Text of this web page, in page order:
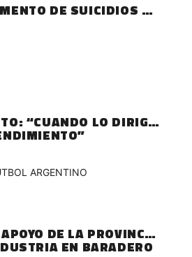
DE SUICIDIOS EN
“CUANDO LO DIRIGÍ
ARGENTINO
DE LA PROVINCIA
EN BARADERO